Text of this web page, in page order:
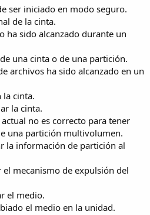
ser iniciado en modo seguro.
de la cinta.
ha sido alcanzado durante un
una cinta o de una partición.
archivos ha sido alcanzado en un
la cinta.
la cinta.
no es correcto para tener
una partición multivolumen.
la información de partición al
mecanismo de expulsión del
el medio.
el medio en la unidad.